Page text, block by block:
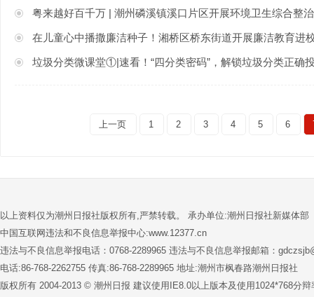
粤来越好百千万 | 潮州磷溪镇溪口片区开展环境卫生综合整治
在儿童心中播撒廉洁种子！湘桥区桥东街道开展廉洁教育进
垃圾分类微课堂①|速看！“四分类密码”，解锁垃圾分类正确
上一页 1 2 3 4 5 6
以上资料仅为潮州日报社版权所有,严禁转载。 承办单位:潮州日报社新媒体部
中国互联网违法和不良信息举报中心:www.12377.cn
违法与不良信息举报电话：0768-2289965 违法与不良信息举报邮箱：
电话:86-768-2262755 传真:86-768-2289965 地址:潮州市枫春路潮州日报社
版权所有 2004-2013 © 潮州日报 建议使用IE8.0以上版本及使用1024*768分